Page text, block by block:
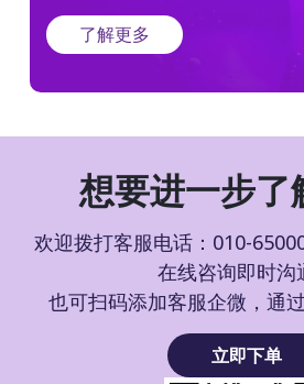
了解更多
想要进一步了
欢迎拨打客服电话：010-
在线咨询即时沟
也可扫码添加客服企微，通
立即下单